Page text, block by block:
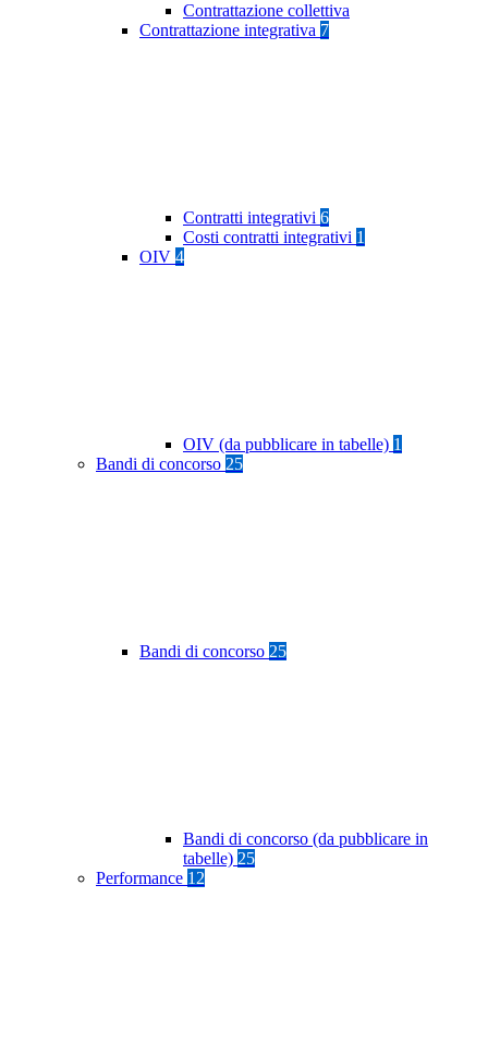
Contrattazione collettiva
Contrattazione integrativa 7
Contratti integrativi 6
Costi contratti integrativi 1
OIV 4
OIV (da pubblicare in tabelle) 1
Bandi di concorso 25
Bandi di concorso 25
Bandi di concorso (da pubblicare in
tabelle) 25
Performance 12